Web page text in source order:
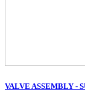
VALVE ASSEMBLY -